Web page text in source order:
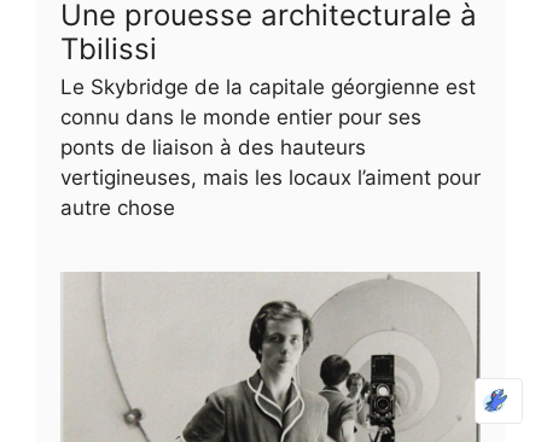
Une prouesse architecturale à
Tbilissi
Le Skybridge de la capitale géorgienne est
connu dans le monde entier pour ses
ponts de liaison à des hauteurs
vertigineuses, mais les locaux l’aiment pour
autre chose